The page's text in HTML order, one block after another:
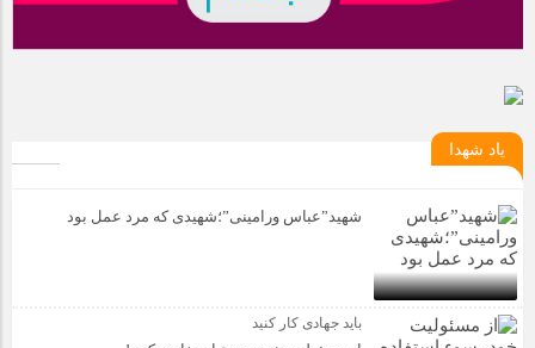
یاد شهدا
شهید”عباس ورامینی”؛شهیدی که مرد عمل بود
باید جهادی کار کنید